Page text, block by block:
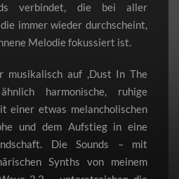
verbindet, die bei aller
immer wieder durchscheint,
Melodie fokussiert ist.
musikalisch auf ,Dust In The
harmonische, ruhige
einer etwas melancholischen
und dem Aufstieg in eine
Die Sounds – mit
Synths von meinem